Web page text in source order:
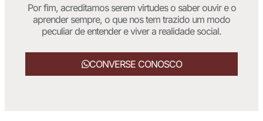
Por fim, acreditamos serem virtudes o saber ouvir e o
aprender sempre, o que nos tem trazido um modo
peculiar de entender e viver a realidade social.
CONVERSE CONOSCO